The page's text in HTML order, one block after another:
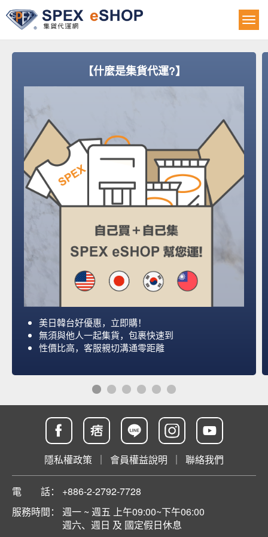
【什麼是集貨代運?】
美日韓台好優惠，立即購！
無須與他人一起集貨，包裹快速到
性價比高，客服親切溝通零距離
隱私權政策 ｜ 會員權益說明 ｜ 聯絡我們
電 話：
+886-2-2792-7728
服務時間：
週一 ~ 週五 上午09:00~下午06:00
週六、週日 及 國定假日休息